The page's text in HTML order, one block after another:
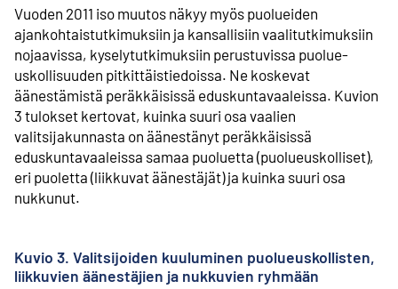
Vuoden 2011 iso muutos näkyy myös puolueiden
ajankohtais­tutkimuksiin ja kansallisiin vaali­tutkimuksiin
nojaavissa, kysely­tutkimuksiin perustuvissa puolue­
uskollisuuden pitkittäis­tiedoissa. Ne koskevat
äänestämistä peräkkäisissä eduskunta­vaaleissa. Kuvion
3 tulokset kertovat, kuinka suuri osa vaalien
valitsijakunnasta on äänestänyt peräkkäisissä
eduskunta­vaaleissa samaa puoluetta (puolueuskolliset),
eri puoletta (liikkuvat äänestäjät) ja kuinka suuri osa
nukkunut.
Kuvio 3. Valitsijoiden kuuluminen puolueuskollisten,
liikkuvien äänestäjien ja nukkuvien ryhmään